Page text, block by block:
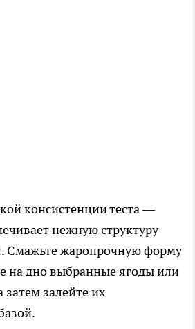
консистенции теста —
нежную структуру
Смажьте жаропрочную форму
на дно выбранные ягоды или
затем залейте их